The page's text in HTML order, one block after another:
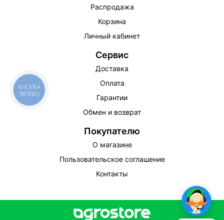
Распродажа
Корзина
Личный кабинет
Сервис
Доставка
Оплата
Гарантии
Обмен и возврат
Покупателю
О магазине
Пользовательское соглашение
Контакты
КНОПКА
ЗВ'ЯЗКУ